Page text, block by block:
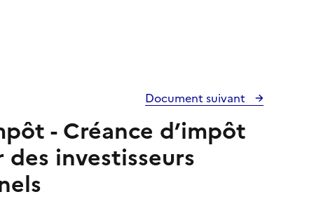
Document suivant
- Créance d’impôt
investisseurs